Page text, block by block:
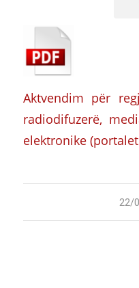
Aktvendim për
radiodifuzerë,
elektronike
22//